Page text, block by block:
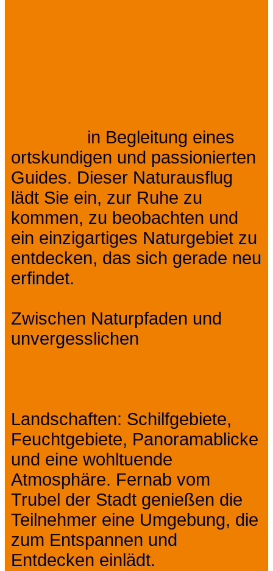
in Begleitung eines
ortskundigen und passionierten
Guides. Dieser Naturausflug
lädt Sie ein, zur Ruhe zu
kommen, zu beobachten und
ein einzigartiges Naturgebiet zu
entdecken, das sich gerade neu
erfindet.
Zwischen Naturpfaden und
unvergesslichen
Landschaften: Schilfgebiete,
Feuchtgebiete, Panoramablicke
und eine wohltuende
Atmosphäre. Fernab vom
Trubel der Stadt genießen die
Teilnehmer eine Umgebung, die
zum Entspannen und
Entdecken einlädt.